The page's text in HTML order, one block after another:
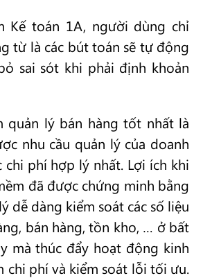
Kế toán 1A, người dùng chỉ
từ là các bút toán sẽ tự động
sai sót khi phải định khoản
quản lý bán hàng tốt nhất là
nhu cầu quản lý của doanh
phí hợp lý nhất. Lợi ích khi
đã được chứng minh bằng
dễ dàng kiểm soát các số liệu
bán hàng, tồn kho, … ở bất
mà thúc đẩy hoạt động kinh
chi phí và kiểm soát lỗi tối ưu.